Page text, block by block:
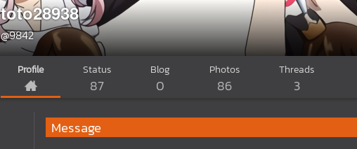
toto28938
@9842
Profile Status
87
Blog
0
Photos
86
Threads
3
Message